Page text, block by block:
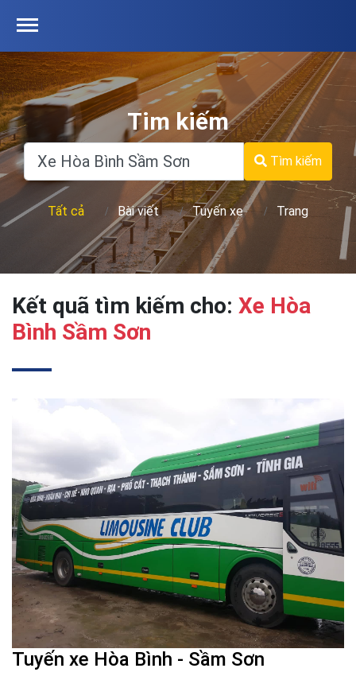
Tim kiếm
Tìm kiếm
Tất cả Bài viết Tuyến xe Trang
Kết quã tìm kiếm cho: Xe Hòa
Bình Sầm Sơn
Tuyến xe Hòa Bình - Sầm Sơn